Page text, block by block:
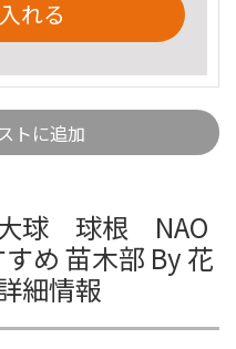
れる
トに追加
球 球根 NAO
め 苗木部 By 花
細情報